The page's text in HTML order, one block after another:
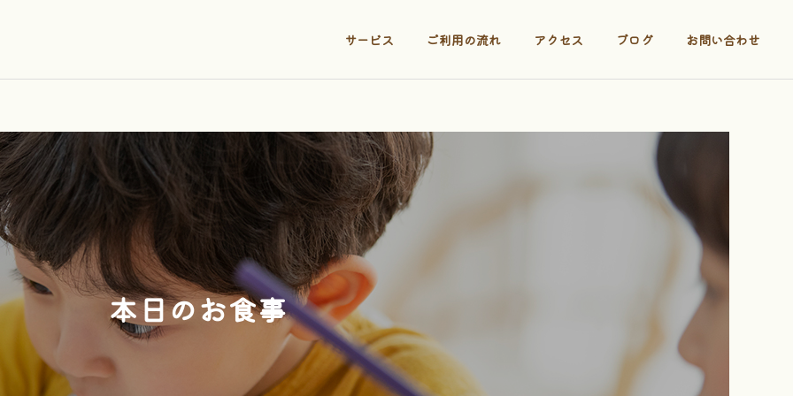
サービス ご利用の流れ アクセス ブログ お問い合わせ
本日のお食事